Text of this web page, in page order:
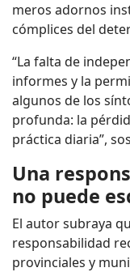
meros adornos
cómplices del
“La falta de
informes y la
algunos de los
profunda: la
práctica diaria”,
Una
no puede
El autor subraya
responsabilidad
provinciales y